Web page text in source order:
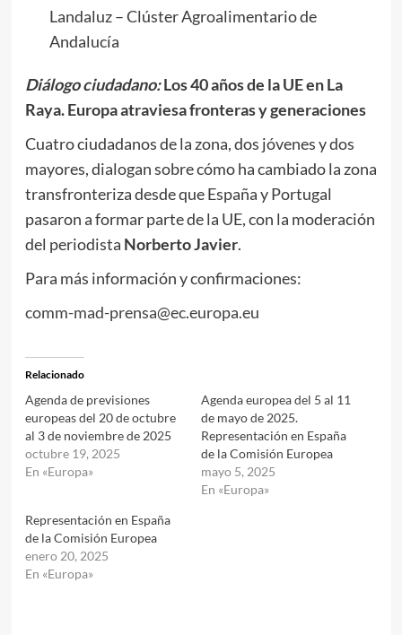
Landaluz – Clúster Agroalimentario de
Andalucía
Diálogo ciudadano:Los 40 años de la UE en La
Raya. Europa atraviesa fronteras y generaciones
Cuatro ciudadanos de la zona, dos jóvenes y dos
mayores, dialogan sobre cómo ha cambiado la zona
transfronteriza desde que España y Portugal
pasaron a formar parte de la UE, con la moderación
del periodista Norberto Javier.
Para más información y confirmaciones:
comm-mad-prensa@ec.europa.eu
Relacionado
Agenda de previsiones
europeas del 20 de octubre
al 3 de noviembre de 2025
octubre 19, 2025
En «Europa»
Agenda europea del 5 al 11
de mayo de 2025.
Representación en España
de la Comisión Europea
mayo 5, 2025
En «Europa»
Representación en España
de la Comisión Europea
enero 20, 2025
En «Europa»